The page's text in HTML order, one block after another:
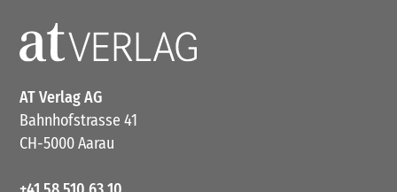
AT Verlag AG
Bahnhofstrasse 41
CH-5000 Aarau